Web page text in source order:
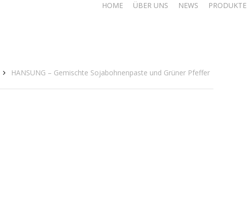
HOME ÜBER UNS NEWS PRODUKTE
HANSUNG – Gemischte Sojabohnenpaste und Grüner Pfeffer